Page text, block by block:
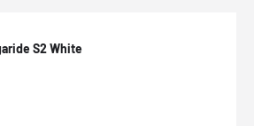
S2 White